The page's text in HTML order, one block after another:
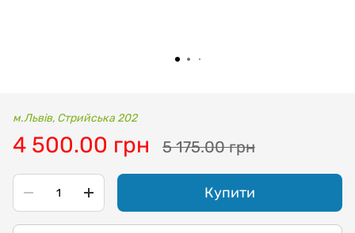
м.Львів, Стрийська 202
4 500.00 грн 5 175.00 грн
Купити